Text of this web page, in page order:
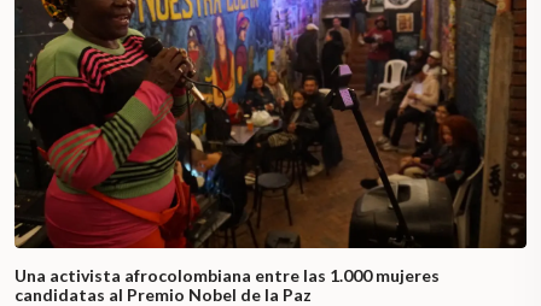
Una activista afrocolombiana entre las 1.000 mujeres
candidatas al Premio Nobel de la Paz